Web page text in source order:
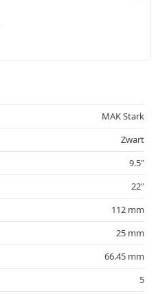
MAK Stark
Zwart
9.5"
22"
112 mm
25 mm
66.45 mm
5